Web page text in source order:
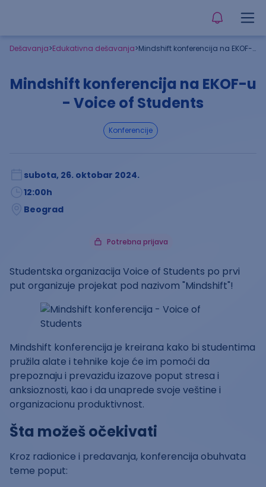
Dešavanja>Edukativna dešavanja> Mindshift konferencija na EKOF-u - Voice of Students
Mindshift konferencija na EKOF-u
- Voice of Students
konferencije
subota, 26. oktobar 2024.
12:00h
Beograd
Potrebna prijava
Studentska organizacija Voice of Students po prvi
put organizuje projekat pod nazivom "Mindshift"!
Mindshift konferencija je kreirana kako bi studentima
pružila alate i tehnike koje će im pomoći da
prepoznaju i prevaziđu izazove poput stresa i
anksioznosti, kao i da unaprede svoje veštine i
organizacionu produktivnost.
Šta možeš očekivati
Kroz radionice i predavanja, konferencija obuhvata
teme poput: